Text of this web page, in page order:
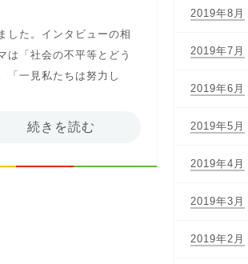
した。インタビューの相
は「社会の不平等とどう
「一見私たちは努力し
続きを読む
2019年8月
2019年7月
2019年6月
2019年5月
2019年4月
2019年3月
2019年2月